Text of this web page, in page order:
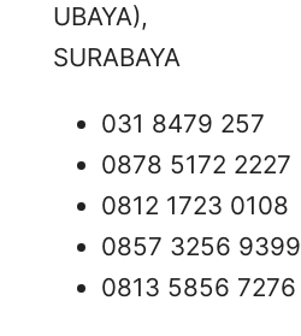
UBAYA),
SURABAYA
031 8479 257
0878 5172 2227
0812 1723 0108
0857 3256 9399
0813 5856 7276